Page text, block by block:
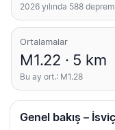
2026 yılında 588
Ortalamalar
M1.22 · 5 km
Bu ay ort.: M1.28
Genel bakış –